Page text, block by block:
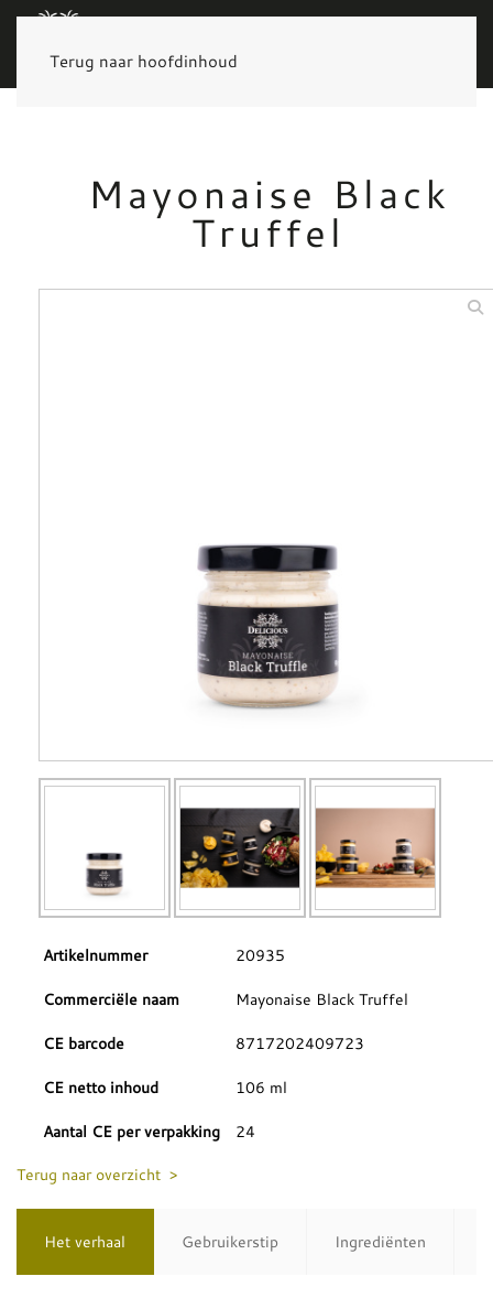
Terug naar hoofdinhoud
Mayonaise Black
Truffel
Artikelnummer
20935
Commerciële naam
Mayonaise Black Truffel
CE barcode
8717202409723
CE netto inhoud
106 ml
Aantal CE per verpakking
24
Terug naar overzicht >
Het verhaal Gebruikerstip Ingrediënten